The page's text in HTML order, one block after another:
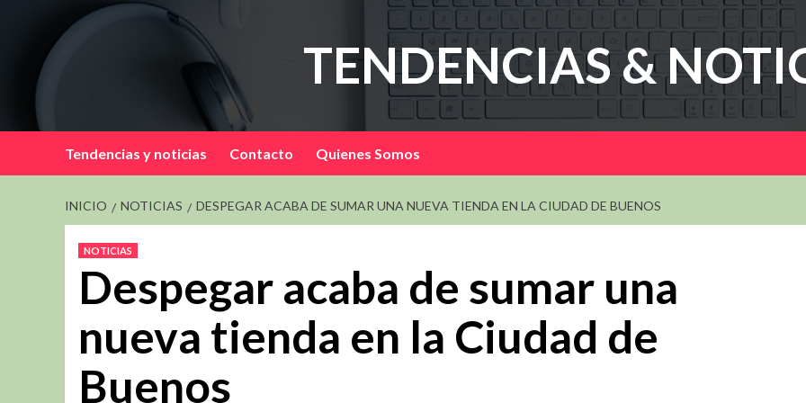
contenido
TENDENCIAS &
Tendencias y noticias Contacto Quienes Somos
INICIO NOTICIAS DESPEGAR ACABA DE SUMAR UNA NUEVA TIENDA EN LA CIUDAD DE BUENOS
NOTICIAS
Despegar acaba de sumar una
nueva tienda en la Ciudad de
Buenos